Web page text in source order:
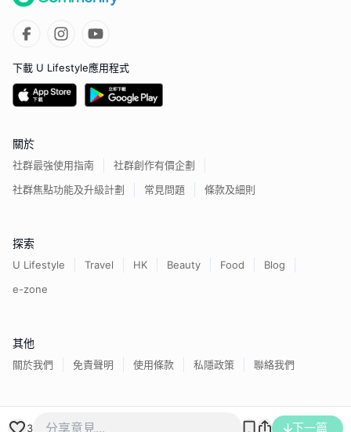
3 下一篇
下載 U Lifestyle應用程式
關於
社群最強使用指南
社群創作有價企劃
社群焦點功能及升級計劃
常見問題 條款及細則
探索
U Lifestyle Travel HK Beauty Food
Blog
e-zone
其他
關於我們 免責聲明 使用條款 私隱政策 聯絡我們
香港經濟日報版權所有©